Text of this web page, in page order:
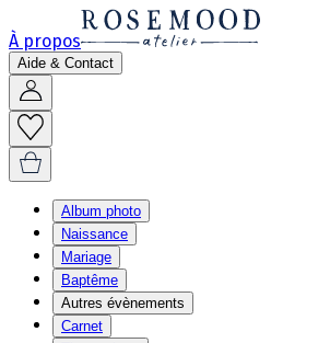
À propos
Aide & Contact
Album photo
Naissance
Mariage
Baptême
Autres évènements
Carnet